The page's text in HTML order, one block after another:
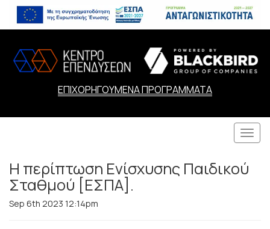
ΕΠΙΧΟΡΗΓΟΥΜΕΝΑ ΠΡΟΓΡΑΜΜΑΤΑ
Η περίπτωση Ενίσχυσης Παιδικού
Σταθμού [ΕΣΠΑ].
Sep 6th 2023 12:14pm